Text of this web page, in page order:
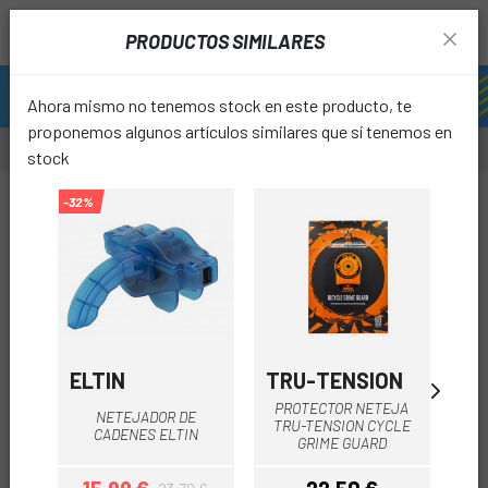
PRODUCTOS SIMILARES
Ahora mismo no tenemos stock en este producto, te
proponemos algunos artículos similares que sí tenemos en
stock
-32%
ELTIN
NETEJADOR DE
CADENES ELTIN
TRU-TENSION
PROTECTOR NETEJA
TRU-TENSION CYCLE
GRIME GUARD